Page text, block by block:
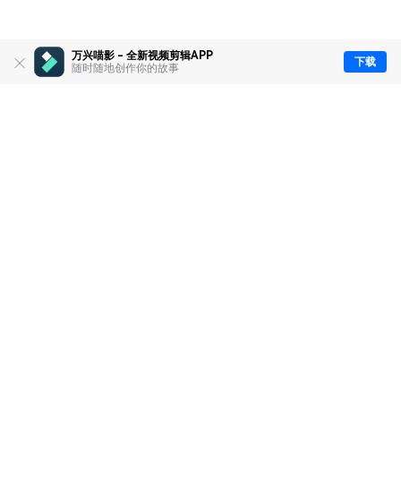
万兴喵影 - 全新视频剪辑APP
随时随地创作你的故事
下载